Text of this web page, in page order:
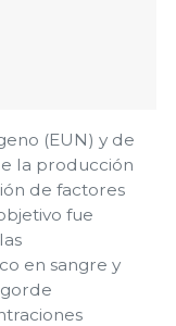
(EUN) y de
la producción
de factores
fue
en sangre y